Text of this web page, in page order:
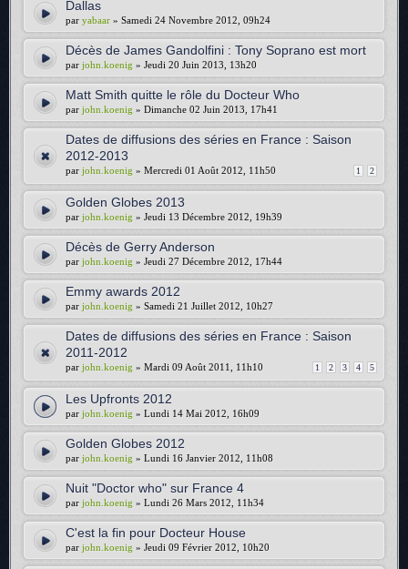
Dallas
par yabaar » Samedi 24 Novembre 2012, 09h24
Décès de James Gandolfini : Tony Soprano est mort
par john.koenig » Jeudi 20 Juin 2013, 13h20
Matt Smith quitte le rôle du Docteur Who
par john.koenig » Dimanche 02 Juin 2013, 17h41
Dates de diffusions des séries en France : Saison
2012-2013
1 2
par john.koenig » Mercredi 01 Août 2012, 11h50
Golden Globes 2013
par john.koenig » Jeudi 13 Décembre 2012, 19h39
Décès de Gerry Anderson
par john.koenig » Jeudi 27 Décembre 2012, 17h44
Emmy awards 2012
par john.koenig » Samedi 21 Juillet 2012, 10h27
Dates de diffusions des séries en France : Saison
2011-2012
1 2 3 4 5
par john.koenig » Mardi 09 Août 2011, 11h10
Les Upfronts 2012
par john.koenig » Lundi 14 Mai 2012, 16h09
Golden Globes 2012
par john.koenig » Lundi 16 Janvier 2012, 11h08
Nuit "Doctor who" sur France 4
par john.koenig » Lundi 26 Mars 2012, 11h34
C'est la fin pour Docteur House
par john.koenig » Jeudi 09 Février 2012, 10h20